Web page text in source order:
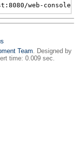
Team. Designed by
time: 0.009 sec.